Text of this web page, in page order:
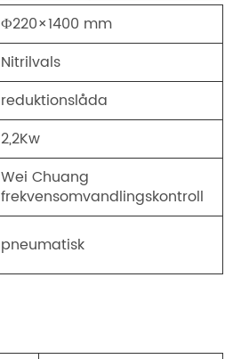
Ф220×1400 mm
Nitrilvals
reduktionslåda
2,2Kw
Wei Chuang
frekvensomvandlingskontroll
pneumatisk